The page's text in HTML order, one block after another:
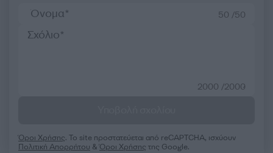
50 /50
2000 /2000
Όροι Χρήσης. Το site προστατεύεται από reCAPTCHA, ισχύουν
Πολιτική Απορρήτου &Όροι Χρήσης της Google.